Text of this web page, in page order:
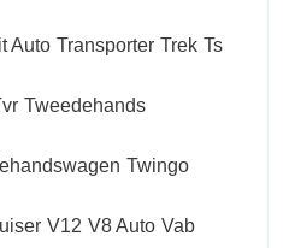
Auto Transporter Trek Ts
Tweedehands
Twingo
V12 V8 Auto Vab